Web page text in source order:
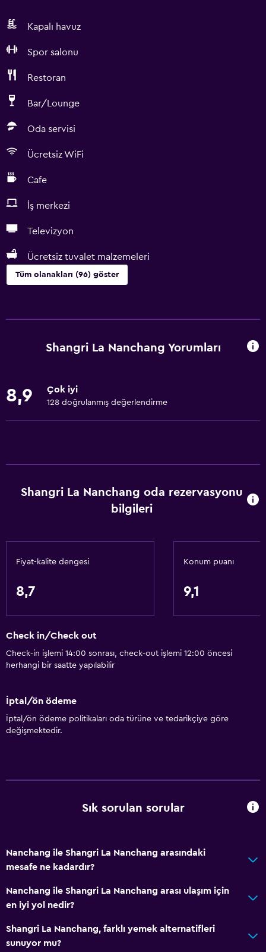
Kapalı havuz
Spor salonu
Restoran
Bar/Lounge
Oda servisi
Ücretsiz WiFi
Cafe
İş merkezi
Televizyon
Ücretsiz tuvalet malzemeleri
Tüm olanakları (96) göster
Konferans odaları
Kişisel hizmet
Oda servisi
Şişe su
Özel giriş/çıkış
Genel
Cam Kenarı
Özel salona erişim
Nehir manzaralı
Terlik
Halı kaplı
Şehir manzaralı
Depo
Ücretsiz WiFi
Shangri La Nanchang Yorumları
8,9 Çok iyi
128 doğrulanmış değerlendirme
Shangri La Nanchang oda rezervasyonu
bilgileri
Fiyat-kalite dengesi
8,7
Konum puanı
9,1
Check in/Check out
Check-in işlemi 14:00 sonrası, check-out işlemi 12:00 öncesi
herhangi bir saatte yapılabilir
İptal/ön ödeme
İptal/ön ödeme politikaları oda türüne ve tedarikçiye göre
değişmektedir.
Sık sorulan sorular
Nanchang ile Shangri La Nanchang arasındaki
mesafe ne kadardır?
Nanchang ile Shangri La Nanchang arası ulaşım için
en iyi yol nedir?
Shangri La Nanchang, farklı yemek alternatifleri
sunuyor mu?